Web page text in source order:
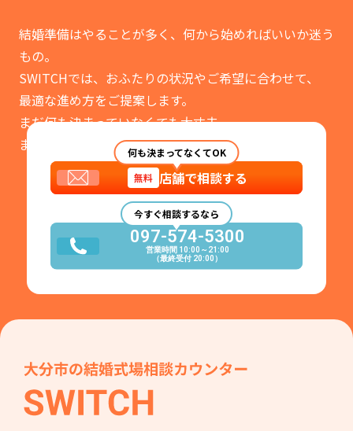
結婚準備はやることが多く、何から始めればいいか迷う
もの。
SWITCHでは、おふたりの状況やご希望に合わせて、
最適な進め方をご提案します。
まだ何も決まっていなくても大丈夫。
まずはお気軽にご相談ください。
何も決まってなくてOK
無料 店舗で相談する
今すぐ相談するなら
097-574-5300
営業時間 10:00～21:00
（最終受付 20:00）